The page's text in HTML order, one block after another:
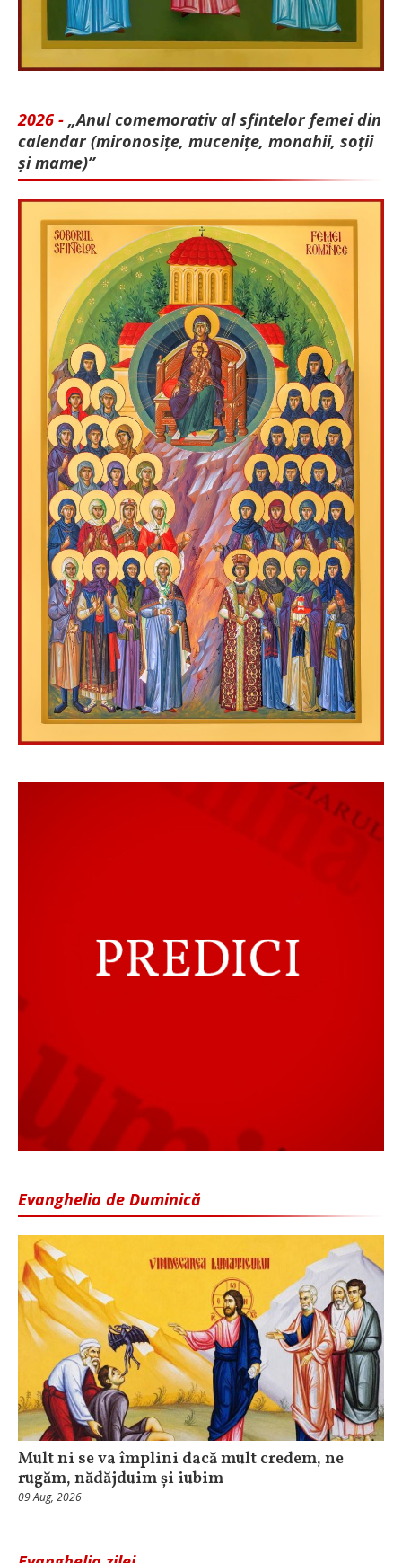
2026 - „Anul comemorativ al sfintelor femei din
calendar (mironosițe, mu­cenițe, monahii, soții
și mame)”
Evanghelia de Duminică
Mult ni se va împlini dacă mult credem, ne
rugăm, nădăjduim și iubim
09 Aug, 2026